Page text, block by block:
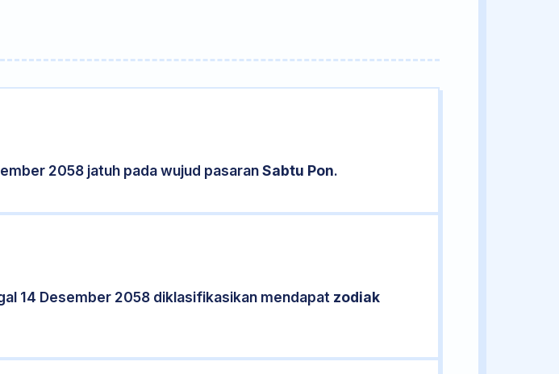
2058 jatuh pada wujud pasaranSabtu Pon.
14 Desember 2058 diklasifikasikan mendapat zodiak